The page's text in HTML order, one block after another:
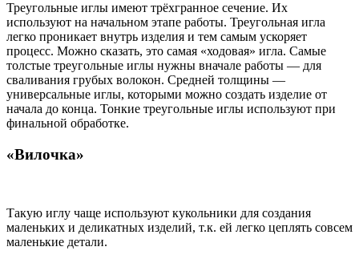
Треугольные иглы имеют трёхгранное сечение. Их
используют на начальном этапе работы. Треугольная игла
легко проникает внутрь изделия и тем самым ускоряет
процесс. Можно сказать, это самая «ходовая» игла. Самые
толстые треугольные иглы нужны вначале работы — для
сваливания грубых волокон. Средней толщины —
универсальные иглы, которыми можно создать изделие от
начала до конца. Тонкие треугольные иглы используют при
финальной обработке.
«Вилочка»
Такую иглу чаще используют кукольники для создания
маленьких и деликатных изделий, т.к. ей легко цеплять совсем
маленькие детали.